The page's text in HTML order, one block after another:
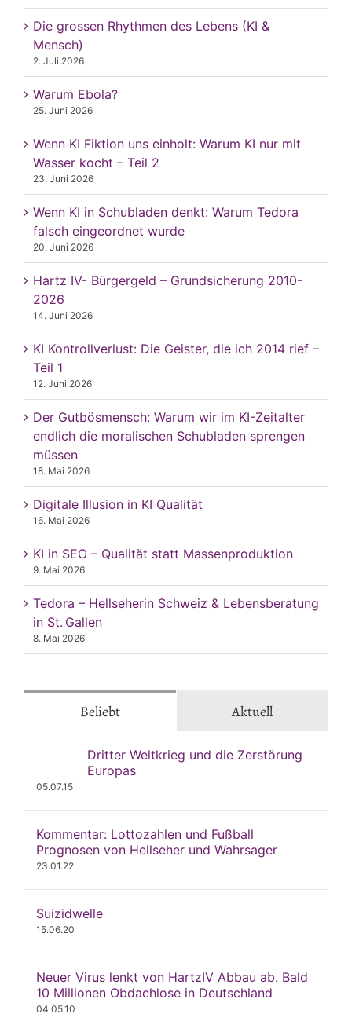
Die grossen Rhythmen des Lebens (KI &
Mensch)
2. Juli 2026
Warum Ebola?
25. Juni 2026
Wenn KI Fiktion uns einholt: Warum KI nur mit
Wasser kocht – Teil 2
23. Juni 2026
Wenn KI in Schubladen denkt: Warum Tedora
falsch eingeordnet wurde
20. Juni 2026
Hartz IV- Bürgergeld – Grundsicherung 2010-
2026
14. Juni 2026
KI Kontrollverlust: Die Geister, die ich 2014 rief –
Teil 1
12. Juni 2026
Der Gutbösmensch: Warum wir im KI-Zeitalter
endlich die moralischen Schubladen sprengen
müssen
18. Mai 2026
Digitale Illusion in KI Qualität
16. Mai 2026
KI in SEO – Qualität statt Massenproduktion
9. Mai 2026
Tedora – Hellseherin Schweiz & Lebensberatung
in St. Gallen
8. Mai 2026
Beliebt Aktuell
Dritter Weltkrieg und die Zerstörung
Europas
05.07.15
Kommentar: Lottozahlen und Fußball
Prognosen von Hellseher und Wahrsager
23.01.22
Suizidwelle
15.06.20
Neuer Virus lenkt von HartzIV Abbau ab. Bald
10 Millionen Obdachlose in Deutschland
04.05.10